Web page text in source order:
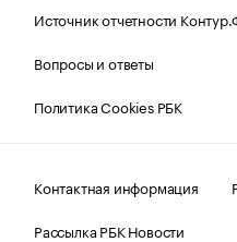
Источник отчетности
Вопросы и ответы
Политика Cookies РБК
Контактная информация
Рассылка РБК Новости